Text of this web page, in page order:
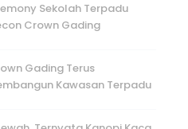
Sekolah Terpadu
Crown Gading
Gading Terus
Kawasan Terpadu